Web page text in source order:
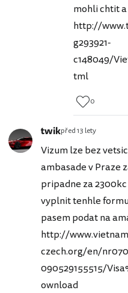
mohli chtit
http://
g293921-
c148049/
tml
0
twikpřed 13 lety
Vizum lze bez
ambasade v Praze
pripadne za
vyplnit tenhle
pasem podat na
http://
czech.org/en/
090529155515/
ownload